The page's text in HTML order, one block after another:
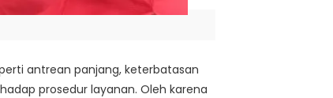
antrean panjang, keterbatasan
prosedur layanan. Oleh karena